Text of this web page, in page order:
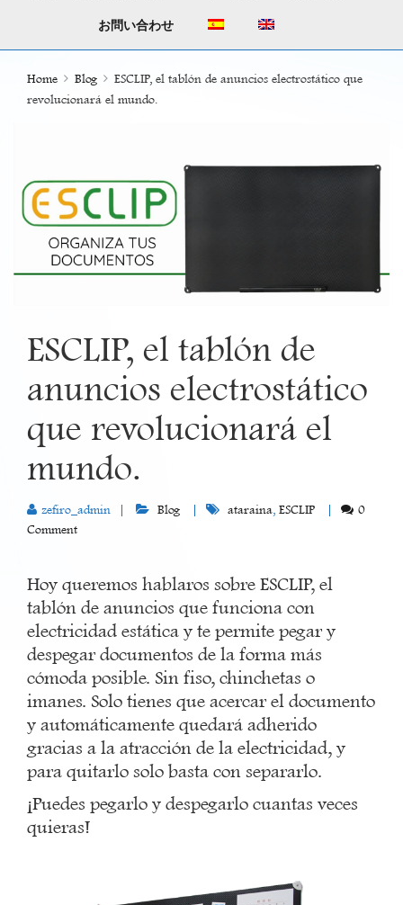
お問い合わせ
Home Blog
ESCLIP, el tablón de anuncios electrostático que
revolucionará el mundo.
ESCLIP, el tablón de
anuncios electrostático
que revolucionará el
mundo.
zefiro_admin Blog ataraina, ESCLIP
0
Comment
Hoy queremos hablaros sobre ESCLIP, el
tablón de anuncios que funciona con
electricidad estática y te permite pegar y
despegar documentos de la forma más
cómoda posible. Sin fiso, chinchetas o
imanes. Solo tienes que acercar el documento
y automáticamente quedará adherido
gracias a la atracción de la electricidad, y
para quitarlo solo basta con separarlo.
¡Puedes pegarlo y despegarlo cuantas veces
quieras!